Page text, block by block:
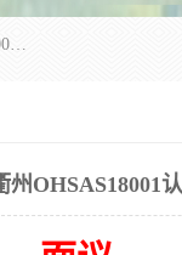
杭州贝安企业管理有限公司主营：ISO9000、ISO9000认证、ISO9001认证、ISO14000认证、ISO14001认证等系列企业认证服务。
州OHSAS18001